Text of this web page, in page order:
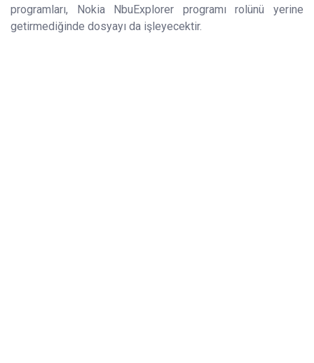
programları, Nokia NbuExplorer programı rolünü yerine
getirmediğinde dosyayı da işleyecektir.